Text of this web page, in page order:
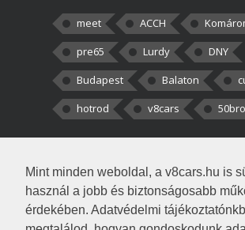
Mint minden weboldal, a v8cars.hu is
használ a jobb és biztonságosabb
érdekében. Adatvédelmi
meet ACCH
pre65
Lurdy
DNY
Budapest
Balaton
hotrod
v8cars
kortisz:Elszúrtam! Én csak
darabbaal számoltam. Nem tudtam,